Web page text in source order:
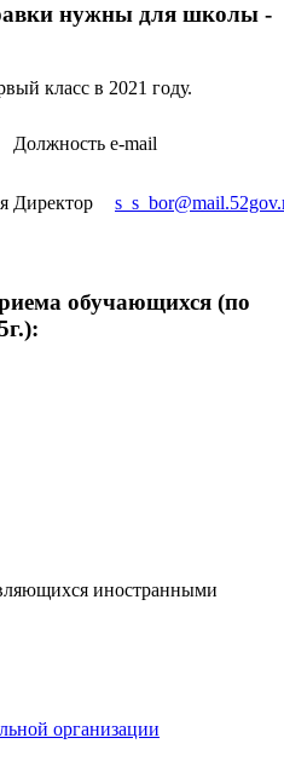
нужны для школы -
класс в 2021 году.
Должность e-mail
Директор
обучающихся (по
иностранными
организации